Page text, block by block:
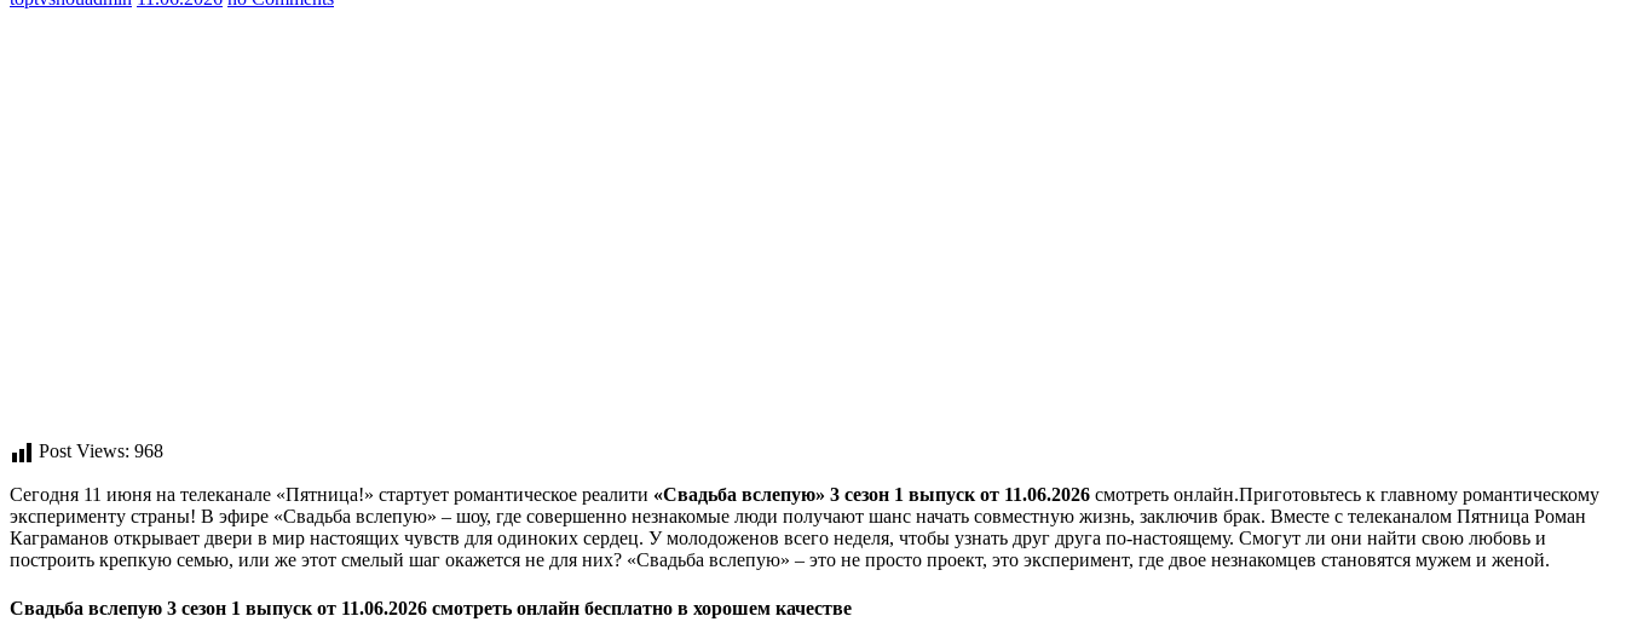
Post Views: 968
Сегодня 11 июня на телеканале «Пятница!» стартует романтическое реалити «Свадьба вслепую» 3 сезон 1 выпуск от 11.06.2026 смотреть онлайн.Приготовьтесь к главному романтическому
эксперименту страны! В эфире «Свадьба вслепую» – шоу, где совершенно незнакомые люди получают шанс начать совместную жизнь, заключив брак. Вместе с телеканалом Пятница Роман
Каграманов открывает двери в мир настоящих чувств для одиноких сердец. У молодоженов всего неделя, чтобы узнать друг друга по-настоящему. Смогут ли они найти свою любовь и
построить крепкую семью, или же этот смелый шаг окажется не для них? «Свадьба вслепую» – это не просто проект, это эксперимент, где двое незнакомцев становятся мужем и женой.
Свадьба вслепую 3 сезон 1 выпуск от 11.06.2026 смотреть онлайн бесплатно в хорошем качестве